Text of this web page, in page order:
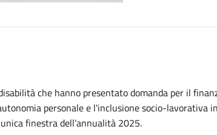
che hanno presentato domanda per il
personale e l'inclusione socio-lavorativa
finestra dell’annualità 2025.